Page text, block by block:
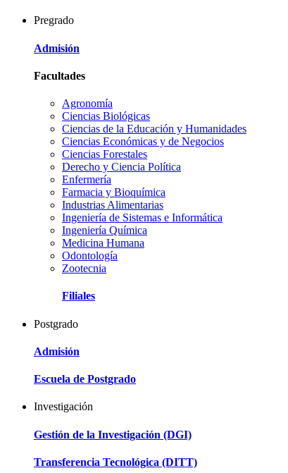
Pregrado
Admisión
Facultades
Agronomía
Ciencias Biológicas
Ciencias de la Educación y Humanidades
Ciencias Económicas y de Negocios
Ciencias Forestales
Derecho y Ciencia Política
Enfermería
Farmacia y Bioquímica
Industrias Alimentarias
Ingeniería de Sistemas e Informática
Ingeniería Química
Medicina Humana
Odontología
Zootecnia
Filiales
Postgrado
Admisión
Escuela de Postgrado
Investigación
Gestión de la Investigación (DGI)
Transferencia Tecnológica (DITT)